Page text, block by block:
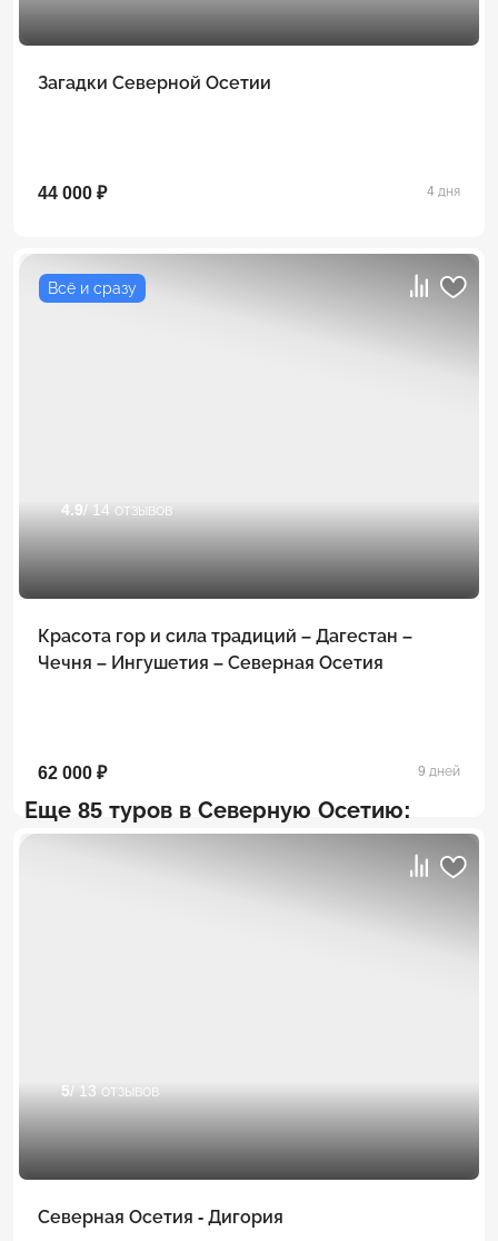
Загадки Северной Осетии
44 000 ₽ 4 дня
Всё и сразу
4.9/ 14 отзывов
Красота гор и сила традиций – Дагестан –
Чечня – Ингушетия – Северная Осетия
62 000 ₽ 9 дней
Еще 85 туров в Северную Осетию:
5/ 13 отзывов
Северная Осетия - Дигория